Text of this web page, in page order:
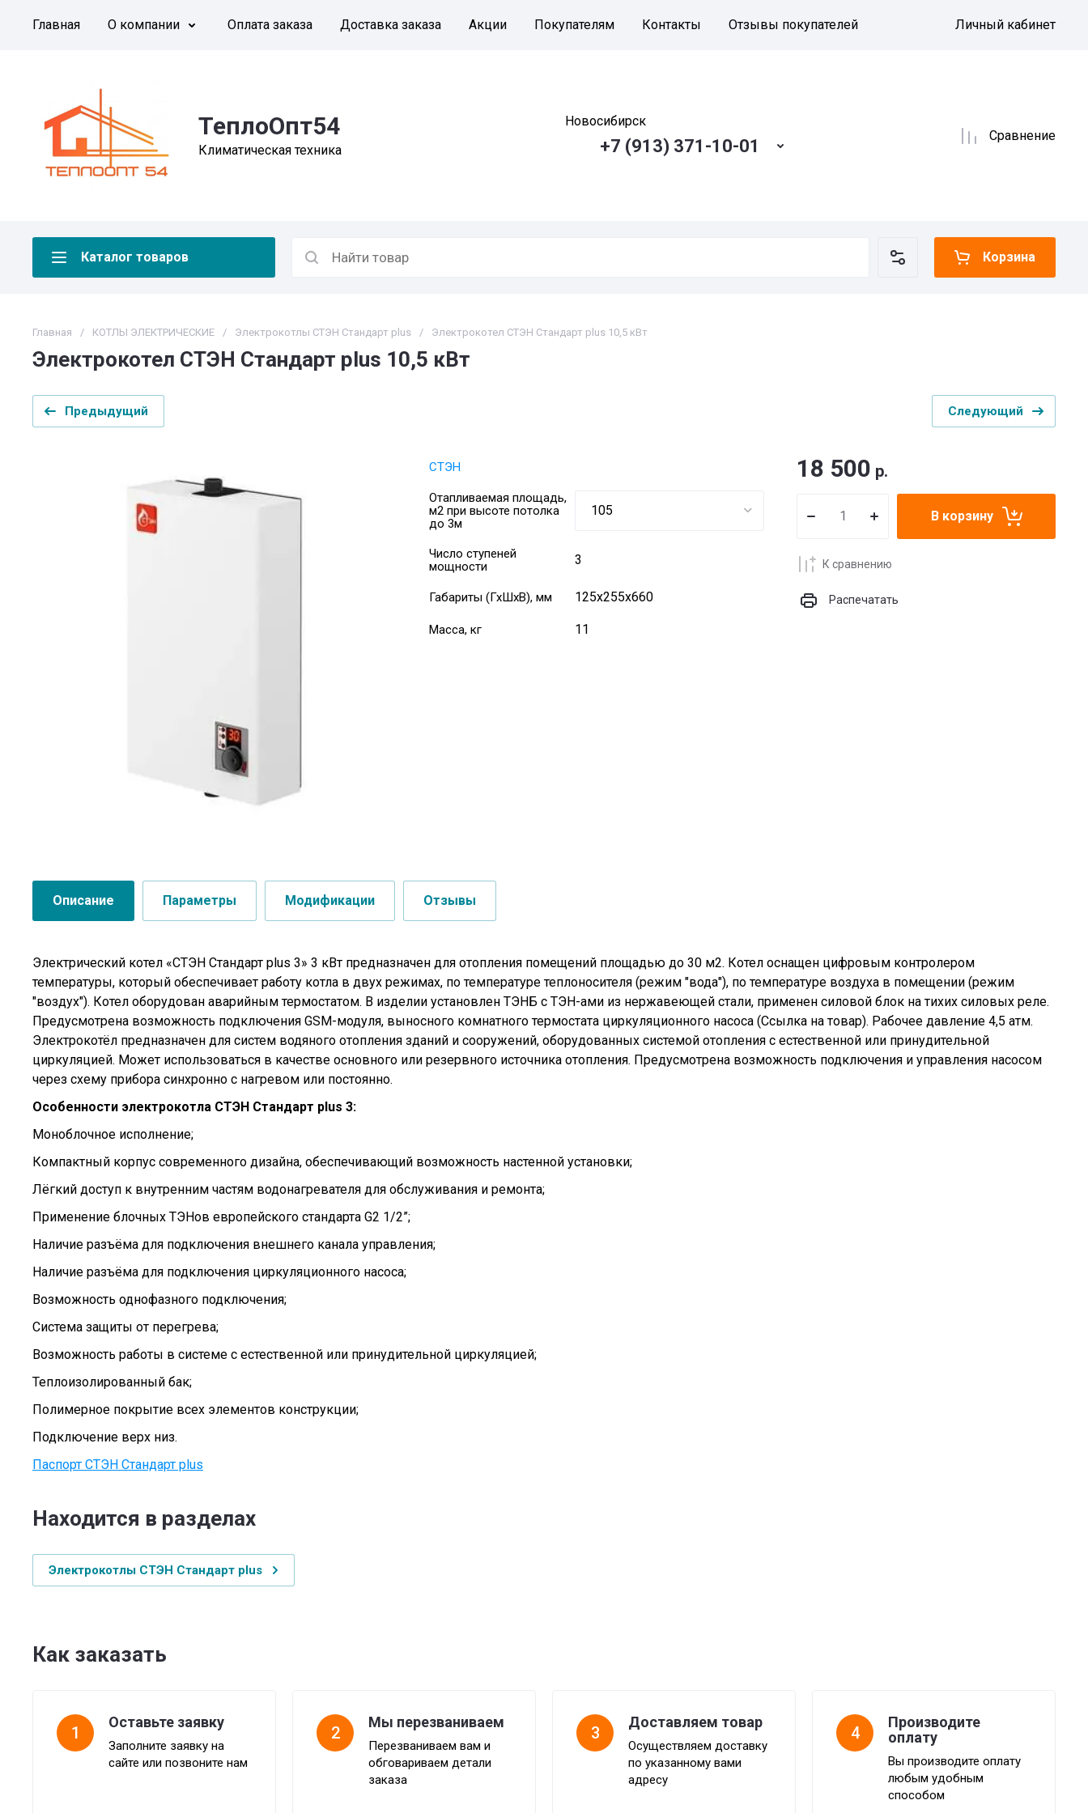
Главная О компании Оплата заказа Доставка заказа Акции Покупателям Контакты Отзывы покупателей Личный кабинет
ТеплоОпт54
Климатическая техника
Новосибирск
+7 (913) 371-10-01
Сравнение
Каталог товаров Корзина
Главная / КОТЛЫ ЭЛЕКТРИЧЕСКИЕ / Электрокотлы СТЭН Стандарт plus / Электрокотел СТЭН Стандарт plus 10,5 кВт
Электрокотел СТЭН Стандарт plus 10,5 кВт
Предыдущий Следующий
СТЭН
Отапливаемая площадь,
м2 при высоте потолка
до 3м
Число ступеней
мощности
3
Габариты (ГхШхВ), мм 125х255х660
Масса, кг 11
18 500 р.
В корзину
К сравнению
Распечатать
Описание Параметры Модификации Отзывы
Электрический котел «СТЭН Стандарт plus 3» 3 кВт предназначен для отопления помещений площадью до 30 м2. Котел оснащен цифровым контролером
температуры, который обеспечивает работу котла в двух режимах, по температуре теплоносителя (режим "вода"), по температуре воздуха в помещении (режим
"воздух"). Котел оборудован аварийным термостатом. В изделии установлен ТЭНБ с ТЭН-ами из нержавеющей стали, применен силовой блок на тихих силовых реле.
Предусмотрена возможность подключения GSM-модуля, выносного комнатного термостата циркуляционного насоса (Ссылка на товар). Рабочее давление 4,5 атм.
Электрокотёл предназначен для систем водяного отопления зданий и сооружений, оборудованных системой отопления с естественной или принудительной
циркуляцией. Может использоваться в качестве основного или резервного источника отопления. Предусмотрена возможность подключения и управления насосом
через схему прибора синхронно с нагревом или постоянно.
Особенности электрокотла СТЭН Стандарт plus 3:
Моноблочное исполнение;
Компактный корпус современного дизайна, обеспечивающий возможность настенной установки;
Лёгкий доступ к внутренним частям водонагревателя для обслуживания и ремонта;
Применение блочных ТЭНов европейского стандарта G2 1/2”;
Наличие разъёма для подключения внешнего канала управления;
Наличие разъёма для подключения циркуляционного насоса;
Возможность однофазного подключения;
Система защиты от перегрева;
Возможность работы в системе с естественной или принудительной циркуляцией;
Теплоизолированный бак;
Полимерное покрытие всех элементов конструкции;
Подключение верх низ.
Паспорт СТЭН Стандарт plus
Находится в разделах
Электрокотлы СТЭН Стандарт plus
Как заказать
1
Оставьте заявку
Заполните заявку на
сайте или позвоните нам
2
Мы перезваниваем
Перезваниваем вам и
обговариваем детали
заказа
3
Доставляем товар
Осуществляем доставку
по указанному вами
адресу
4
Производите
оплату
Вы производите оплату
любым удобным
способом